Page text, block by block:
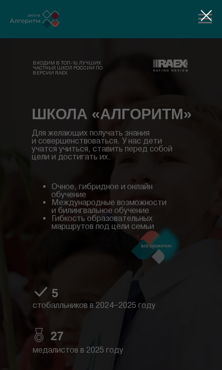
ШКОЛА «АЛГОРИТМ»
Очное, гибридное и онлайн
обучение
Международные возможности
и билингвальное обучение
Гибкость образовательных
маршрутов под цели семьи
Для желающих получать знания
и совершенствоваться. У нас дети
учатся учиться, ставить перед собой
цели и достигать их.
стобалльников в 2024−2025 году
ВХОДИМ В ТОП-10 ЛУЧШИХ
ЧАСТНЫХ ШКОЛ РОССИИ ПО
ВЕРСИИ RAEX
медалистов в 2025 году
5
27